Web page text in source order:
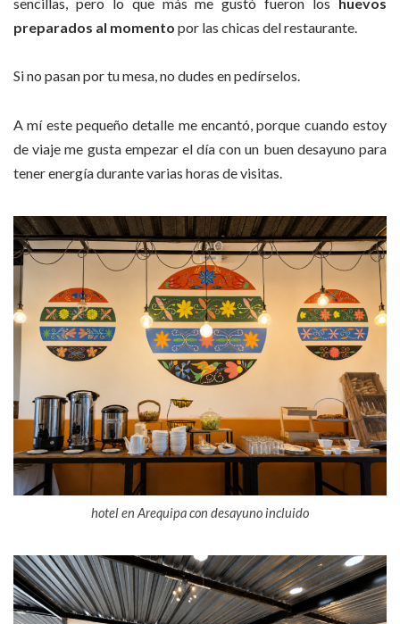
preparados al momento por las chicas del restaurante.
Si no pasan por tu mesa, no dudes en pedírselos.
A mí este pequeño detalle me encantó, porque cuando estoy
de viaje me gusta empezar el día con un buen desayuno para
tener energía durante varias horas de visitas.
hotel en Arequipa con desayuno incluido